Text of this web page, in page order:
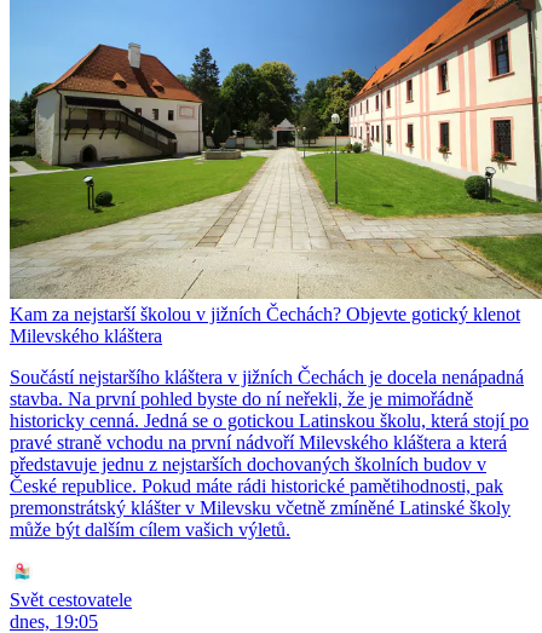
Kam za nejstarší školou v jižních Čechách? Objevte gotický klenot
Milevského kláštera
Součástí nejstaršího kláštera v jižních Čechách je docela nenápadná
stavba. Na první pohled byste do ní neřekli, že je mimořádně
historicky cenná. Jedná se o gotickou Latinskou školu, která stojí po
pravé straně vchodu na první nádvoří Milevského kláštera a která
představuje jednu z nejstarších dochovaných školních budov v
České republice. Pokud máte rádi historické pamětihodnosti, pak
premonstrátský klášter v Milevsku včetně zmíněné Latinské školy
může být dalším cílem vašich výletů.
Svět cestovatele
dnes, 19:05